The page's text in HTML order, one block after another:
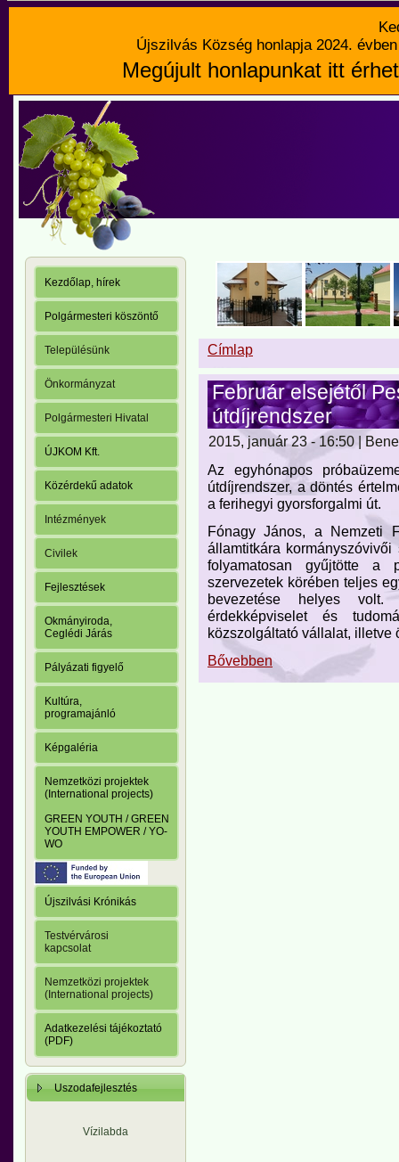
Újszilvás Község honlapja 2024.
Megújult honlapunkat itt
Kezdőlap, hírek
Polgármesteri köszöntő
Településünk
Önkormányzat
Polgármesteri Hivatal
ÚJKOM Kft.
Közérdekű adatok
Intézmények
Civilek
Fejlesztések
Okmányiroda,
Ceglédi Járás
Pályázati figyelő
Kultúra,
programajánló
Képgaléria
Nemzetközi projektek
(International projects)
GREEN YOUTH / GREEN
YOUTH EMPOWER / YO-
WO
Újszilvási Krónikás
Testvérvárosi
kapcsolat
Nemzetközi projektek
(International projects)
Adatkezelési tájékoztató
(PDF)
Uszodafejlesztés
Vízilabda
Címlap
Február elsejétől
útdíjrendszer
2015, január 23 - 16:50 |
Az egyhónapos
útdíjrendszer, a döntés
a ferihegyi gyorsforgalmi út.
Fónagy János, a Nemzeti
államtitkára
folyamatosan gyűjtötte a
szervezetek körében teljes
bevezetése helyes
érdekképviselet és
közszolgáltató vállalat, illetve
Bővebben